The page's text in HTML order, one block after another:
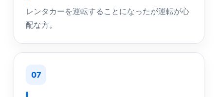
レンタカーを運転することになったが運転が心
配な方。
07